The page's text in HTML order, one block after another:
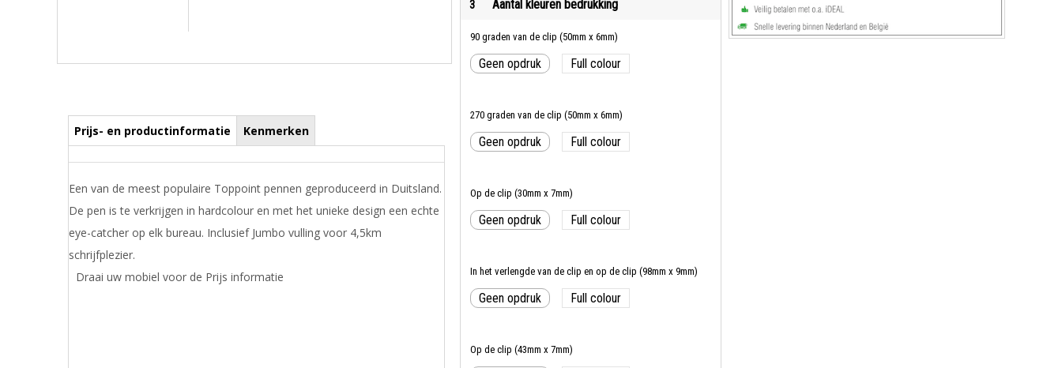
3 Aantal kleuren bedrukking
90 graden van de clip (50mm x 6mm)
Geen opdruk Full colour
270 graden van de clip (50mm x 6mm)
Geen opdruk Full colour
Op de clip (30mm x 7mm)
Geen opdruk Full colour
In het verlengde van de clip en op de clip (98mm x 9mm)
Geen opdruk Full colour
Op de clip (43mm x 7mm)
Prijs- en productinformatie Kenmerken
Een van de meest populaire Toppoint pennen geproduceerd in Duitsland.
De pen is te verkrijgen in hardcolour en met het unieke design een echte
eye-catcher op elk bureau. Inclusief Jumbo vulling voor 4,5km
schrijfplezier.
Draai uw mobiel voor de Prijs informatie